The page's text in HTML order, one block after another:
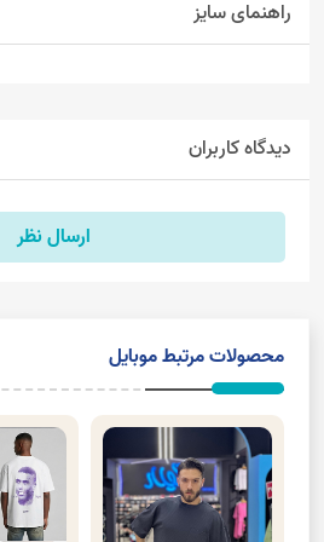
راهنمای سایز
دیدگاه کاربران
ارسال نظر
محصولات مرتبط موبایل